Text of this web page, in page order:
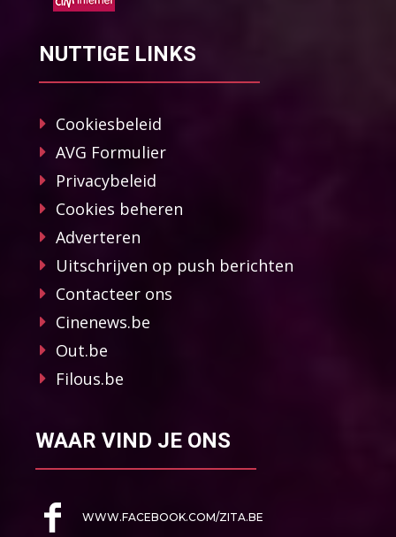
NUTTIGE LINKS
Cookiesbeleid
AVG Formulier
Privacybeleid
Cookies beheren
Adverteren
Uitschrijven op push berichten
Contacteer ons
Cinenews.be
Out.be
Filous.be
WAAR VIND JE ONS
WWW.FACEBOOK.COM/ZITA.BE